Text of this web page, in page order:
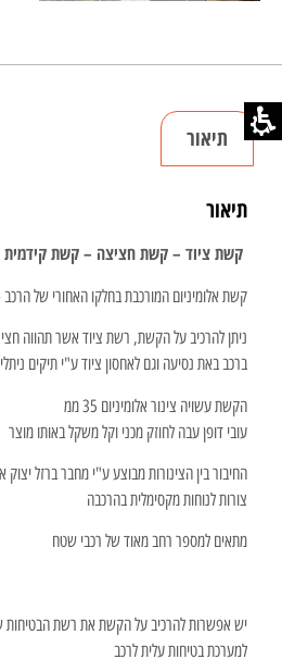
תיאור
תיאור
קשת ציוד – קשת חציצה – קשת קידמית
קשת אלומיניום המורכבת בחלקו האחורי של
ניתן להרכיב על הקשת, רשת ציוד אשר תהווה
ברכב באת נסיעה וגם לאחסון ציוד ע"י תיקים
הקשת עשויה צינור אלומיניום 35 ממ
עובי דופן עבה לחוזק מכני וקל משקל באותו מוצר
החיבור בין הצינורות מבוצע ע"י מחבר ברזל
צורות לנוחות מקסימלית בהרכבה
מתאים למספר רחב מאוד של רכבי שטח
יש אפשרות להרכיב על הקשת את רשת הבטיחות
למערכת בטיחות עלית לרכב